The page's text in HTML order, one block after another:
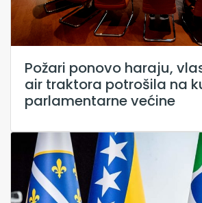
Požari ponovo haraju,
air traktora potrošila na
parlamentarne većine